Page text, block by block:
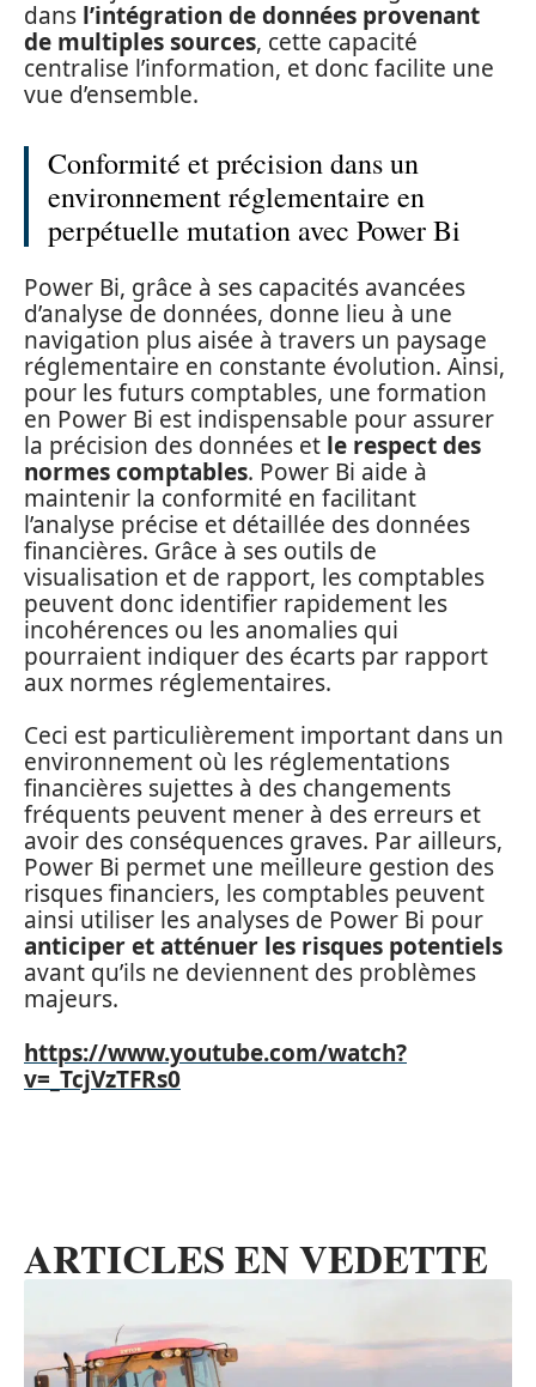
dans l’intégration de données provenant
de multiples sources, cette capacité
centralise l’information, et donc facilite une
vue d’ensemble.
Conformité et précision dans un
environnement réglementaire en
perpétuelle mutation avec Power Bi
Power Bi, grâce à ses capacités avancées
d’analyse de données, donne lieu à une
navigation plus aisée à travers un paysage
réglementaire en constante évolution. Ainsi,
pour les futurs comptables, une formation
en Power Bi est indispensable pour assurer
la précision des données et le respect des
normes comptables. Power Bi aide à
maintenir la conformité en facilitant
l’analyse précise et détaillée des données
financières. Grâce à ses outils de
visualisation et de rapport, les comptables
peuvent donc identifier rapidement les
incohérences ou les anomalies qui
pourraient indiquer des écarts par rapport
aux normes réglementaires.
Ceci est particulièrement important dans un
environnement où les réglementations
financières sujettes à des changements
fréquents peuvent mener à des erreurs et
avoir des conséquences graves. Par ailleurs,
Power Bi permet une meilleure gestion des
risques financiers, les comptables peuvent
ainsi utiliser les analyses de Power Bi pour
anticiper et atténuer les risques potentiels
avant qu’ils ne deviennent des problèmes
majeurs.
https://www.youtube.com/watch?
v=_TcjVzTFRs0
ARTICLES EN VEDETTE